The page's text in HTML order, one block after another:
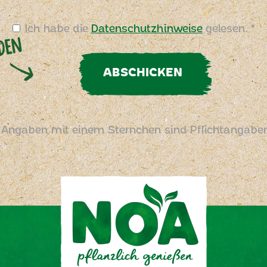
Ich habe dieDatenschutzhinweisegelesen. *
ABSCHICKEN
mit einem Sternchen sind